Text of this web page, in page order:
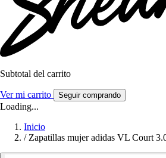
Subtotal del carrito
Ver mi carrito Seguir comprando
Loading...
Inicio
/ Zapatillas mujer adidas VL Court